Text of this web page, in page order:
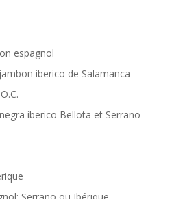
espagnol
iberico de Salamanca
iberico Bellota et Serrano
Serrano ou Ibérique